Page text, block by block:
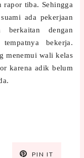
rapor tiba. Sehingga
ada pekerjaan
dengan
bekerja.
menemui wali kelas
karena adik belum
PIN IT